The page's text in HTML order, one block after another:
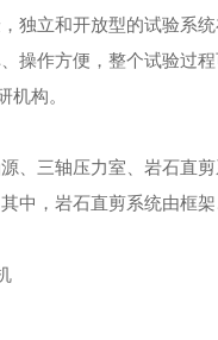
独立和开放型的试验系
操作方便，整个试验过
机构。
三轴压力室、岩石直剪
中，岩石直剪系统由框